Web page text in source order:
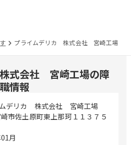
プライムデリカ 株式会社 宮崎工場
式会社 宮崎工場の障
情報
デリカ 株式会社 宮崎工場
市佐土原町東上那珂１１３７５
月